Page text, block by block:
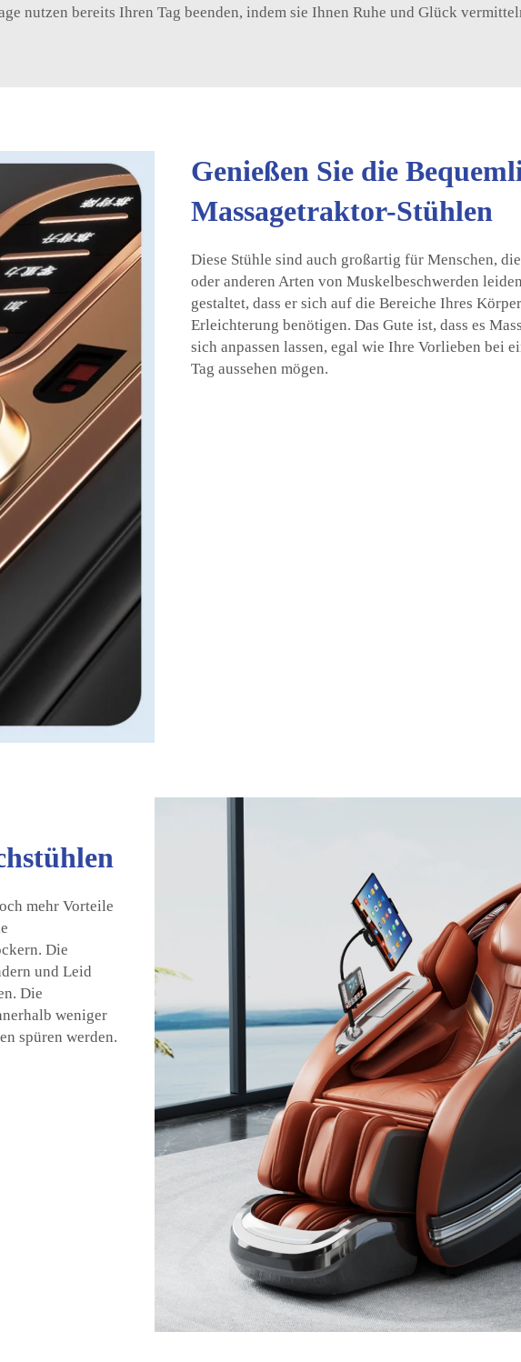
nutzen bereits Ihren Tag beenden, indem sie Ihnen Ruhe und Glück
Genießen Sie die
Massagetraktor-Stühlen
Diese Stühle sind auch großartig für Menschen,
oder anderen Arten von Muskelbeschwerden
gestaltet, dass er sich auf die Bereiche Ihres
Erleichterung benötigen. Das Gute ist, dass es
sich anpassen lassen, egal wie Ihre Vorlieben bei
Tag aussehen mögen.
mehr Vorteile
Die
und Leid
Die
weniger
spüren werden.